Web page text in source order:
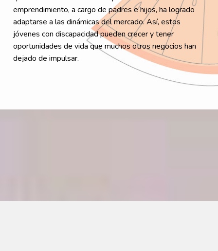
emprendimiento, a cargo de padres e hijos, ha logrado
adaptarse a las dinámicas del mercado. Así, estos
jóvenes con discapacidad pueden crecer y tener
oportunidades de vida que muchos otros negocios han
dejado de impulsar.